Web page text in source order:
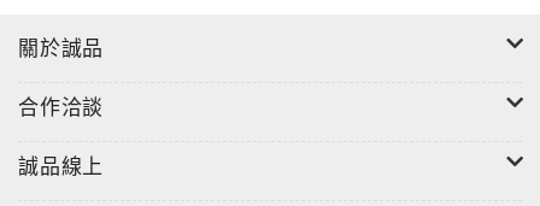
關於誠品
合作洽談
誠品線上